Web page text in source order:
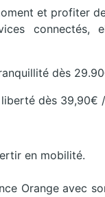
et profiter
connectés,
dès
dès 39,90€
en mobilité.
Orange avec